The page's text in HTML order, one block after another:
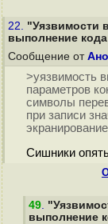
22. "Уязвимости
выполнение
Сообщение от
>уязвимость
параметров
символы
при записи
Сишники
49.
выполнение